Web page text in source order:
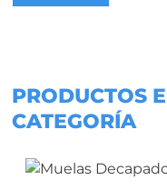
PRODUCTOS
CATEGORÍA